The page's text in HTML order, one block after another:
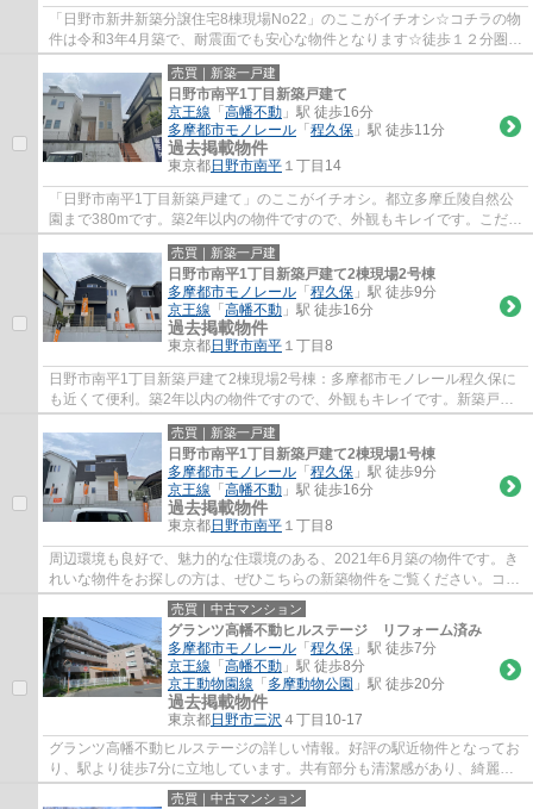
「日野市新井新築分譲住宅8棟現場No22」のここがイチオシ☆コチラの物
件は令和3年4月築で、耐震面でも安心な物件となります☆徒歩１２分圏内
に駅のある物件です☆綺麗で清潔感のある室内...
売買｜新築一戸建
日野市南平1丁目新築戸建て
京王線 「 高幡不動 」駅 徒歩16分
多摩都市モノレール 「 程久保 」駅 徒歩11分
過去掲載物件
東京都日野市南平 １丁目14
「日野市南平1丁目新築戸建て」のここがイチオシ。都立多摩丘陵自然公
園まで380mです。築2年以内の物件ですので、外観もキレイです。こだわ
りの設備が整った新築物件です。なかえ不動...
売買｜新築一戸建
日野市南平1丁目新築戸建て2棟現場2号棟
多摩都市モノレール 「 程久保 」駅 徒歩9分
京王線 「 高幡不動 」駅 徒歩16分
過去掲載物件
東京都日野市南平 １丁目8
日野市南平1丁目新築戸建て2棟現場2号棟：多摩都市モノレール程久保に
も近くて便利。築2年以内の物件ですので、外観もキレイです。新築戸建
ての物件は、室内のレイアウトも自分好みに...
売買｜新築一戸建
日野市南平1丁目新築戸建て2棟現場1号棟
多摩都市モノレール 「 程久保 」駅 徒歩9分
京王線 「 高幡不動 」駅 徒歩16分
過去掲載物件
東京都日野市南平 １丁目8
周辺環境も良好で、魅力的な住環境のある、2021年6月築の物件です。き
れいな物件をお探しの方は、ぜひこちらの新築物件をご覧ください。コチ
ラの物件は、新築の戸建て物件で設備も充実...
売買｜中古マンション
グランツ高幡不動ヒルステージ リフォーム済み
多摩都市モノレール 「 程久保 」駅 徒歩7分
京王線 「 高幡不動 」駅 徒歩8分
京王動物園線 「 多摩動物公園 」駅 徒歩20分
過去掲載物件
東京都日野市三沢 ４丁目10-17
グランツ高幡不動ヒルステージの詳しい情報。好評の駅近物件となってお
り、駅より徒歩7分に立地しています。共有部分も清潔感があり、綺麗な
中古マンションです。こちらはエレベーター...
売買｜中古マンション